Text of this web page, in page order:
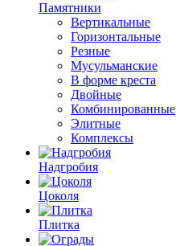
Памятники
Вертикальные
Горизонтальные
Резные
Мусульманские
В форме креста
Двойные
Комбинированные
Элитные
Комплексы
Надгробия
Цоколя
Плитка